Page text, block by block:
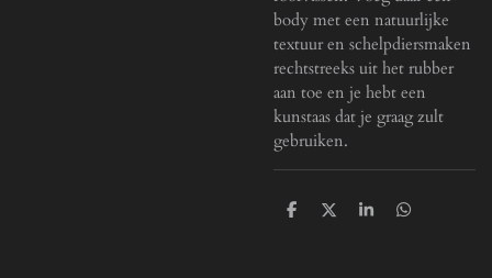
body met een natuurlijke
textuur en schelpdiersmaken
rechtstreeks uit het rubber
aan toe en je hebt een
kunstaas dat je graag zult
gebruiken.
D
D
S
D